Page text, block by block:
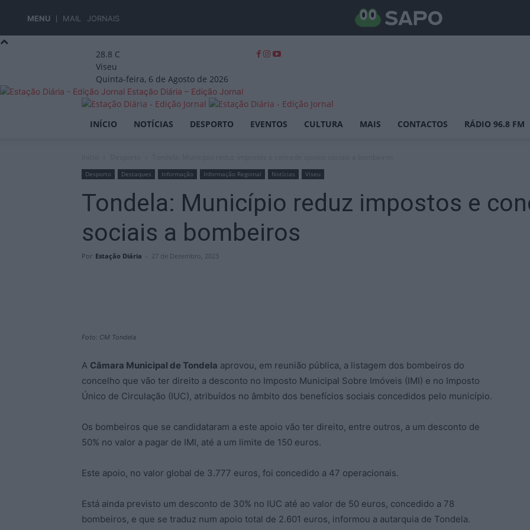
MENU MAIL JORNAIS
28.8 C
Viseu
Quinta-feira, 6 de Agosto de 2026
Estação Diária – Edição Jornal
INÍCIO NOTÍCIAS DESPORTO EVENTOS CULTURA MAIS CONTACTOS RÁDIO 96.8 FM
Desporto Destaques Informação Informação Regional Notícias Viseu
Tondela: Município reduz impostos e
sociais a bombeiros
Por Estação Diária - 27 de Dezembro, 2023
Foto: CM Tondela
A Câmara Municipal de Tondela aprovou, em reunião pública, a listagem dos bombeiros do
concelho que vão ter direito a desconto no Imposto Municipal Sobre Imóveis (IMI) e no Imposto
Único de Circulação (IUC), atribuídos no âmbito dos benefícios sociais concedidos pelo município.
Os bombeiros que se candidataram a este apoio vão ter direito, entre outros, a um desconto de
50% no valor a pagar de IMI, até a um limite de 150 euros.
Este apoio, no valor global de 3.777 euros, foi concedido a 47 operacionais.
Está ainda previsto um desconto de 30% no IUC até ao valor de 50 euros, concedido a 78
bombeiros, e que se traduz num apoio total de 2.601 euros, informou a autarquia de Tondela.